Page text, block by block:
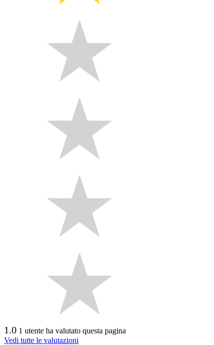
1.0 1 utente ha valutato questa pagina
Vedi tutte le valutazioni